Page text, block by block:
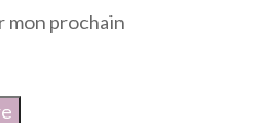
mon prochain